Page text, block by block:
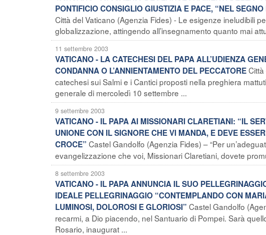
PONTIFICIO CONSIGLIO GIUSTIZIA E PACE, “NEL
Città del Vaticano (Agenzia Fides) - Le esigenze ineludibili
globalizzazione, attingendo all’insegnamento quanto mai
11 settembre 2003
VATICANO - LA CATECHESI DEL PAPA ALL’UDIENZA
CONDANNA O L’ANNIENTAMENTO DEL PECCATORE
catechesi sui Salmi e i Cantici proposti nella preghiera
generale di mercoledì 10 settembre ...
9 settembre 2003
VATICANO - IL PAPA AI MISSIONARI CLARETIANI: “IL
UNIONE CON IL SIGNORE CHE VI MANDA, E DEVE
CROCE” Castel Gandolfo (Agenzia Fides) – “Per
evangelizzazione che voi, Missionari Claretiani, dovete
8 settembre 2003
VATICANO - IL PAPA ANNUNCIA IL SUO
IDEALE PELLEGRINAGGIO “CONTEMPLANDO CON
LUMINOSI, DOLOROSI E GLORIOSI” Castel Gandolfo
recarmi, a Dio piacendo, nel Santuario di Pompei. Sarà
Rosario, inaugurat ...